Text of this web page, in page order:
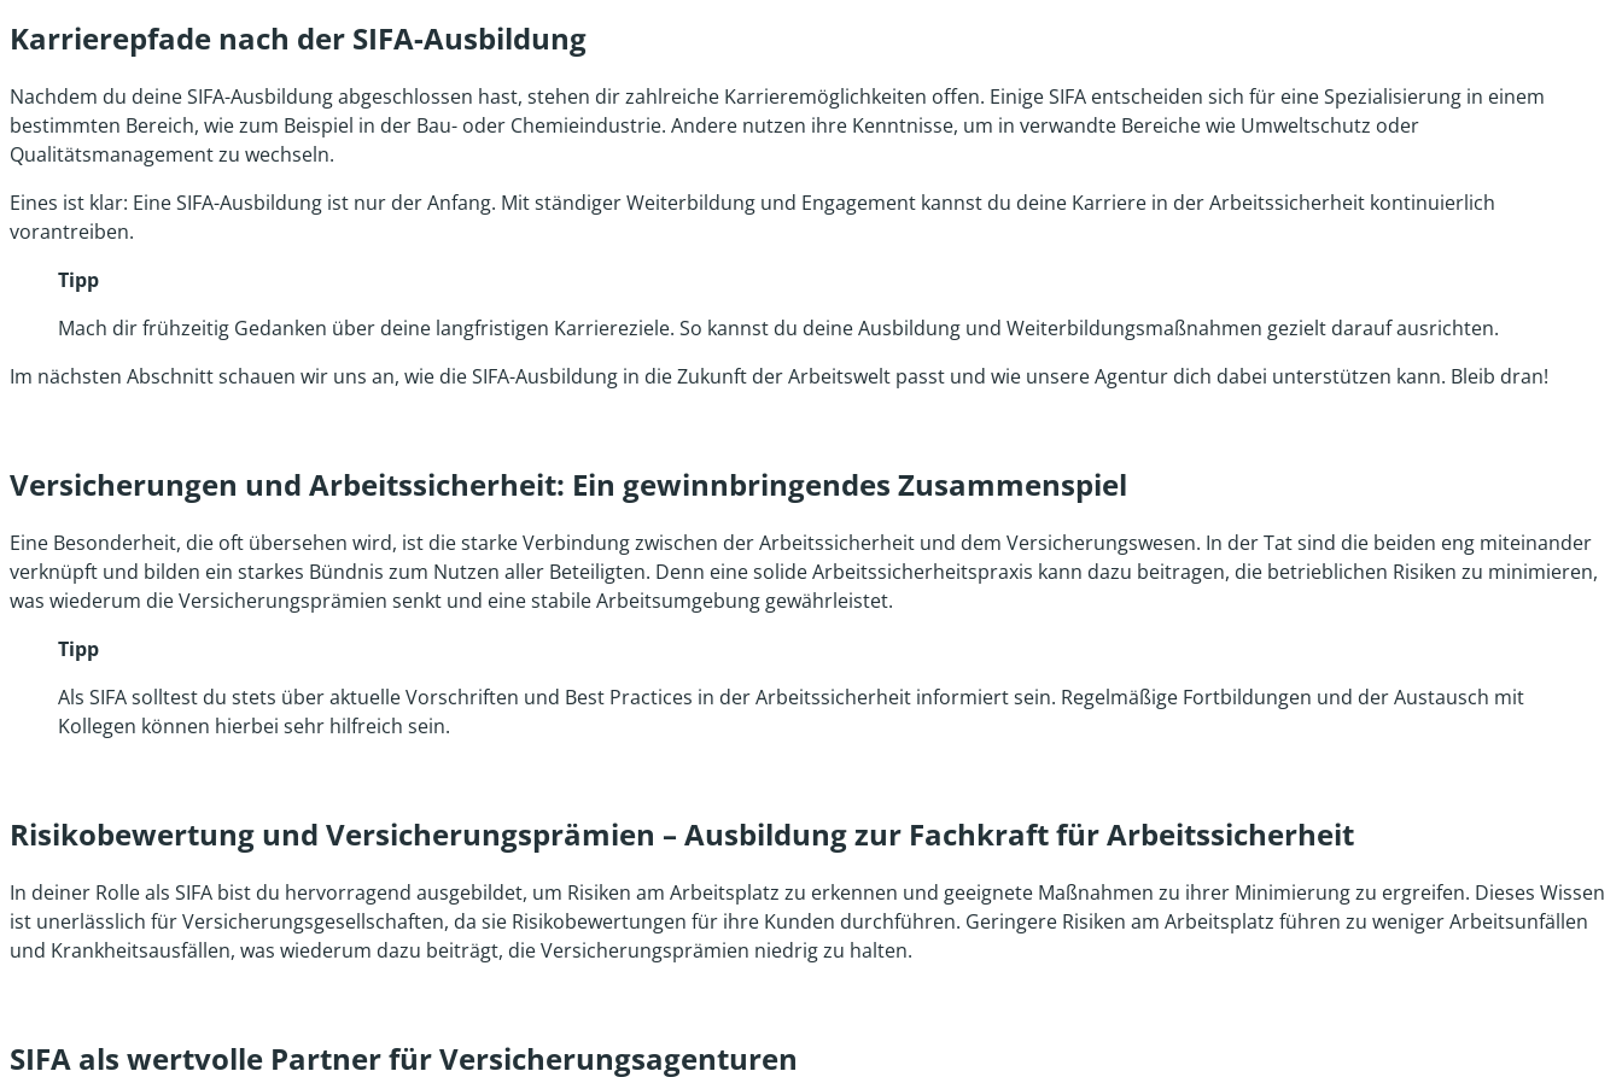
Karrierepfade nach der SIFA-Ausbildung
Nachdem du deine SIFA-Ausbildung abgeschlossen hast, stehen dir zahlreiche Karrieremöglichkeiten offen. Einige SIFA entscheiden sich für eine Spezialisierung in einem
bestimmten Bereich, wie zum Beispiel in der Bau- oder Chemieindustrie. Andere nutzen ihre Kenntnisse, um in verwandte Bereiche wie Umweltschutz oder
Qualitätsmanagement zu wechseln.
Eines ist klar: Eine SIFA-Ausbildung ist nur der Anfang. Mit ständiger Weiterbildung und Engagement kannst du deine Karriere in der Arbeitssicherheit kontinuierlich
vorantreiben.
Tipp
Mach dir frühzeitig Gedanken über deine langfristigen Karriereziele. So kannst du deine Ausbildung und Weiterbildungsmaßnahmen gezielt darauf ausrichten.
Im nächsten Abschnitt schauen wir uns an, wie die SIFA-Ausbildung in die Zukunft der Arbeitswelt passt und wie unsere Agentur dich dabei unterstützen kann. Bleib dran!
Versicherungen und Arbeitssicherheit: Ein gewinnbringendes Zusammenspiel
Eine Besonderheit, die oft übersehen wird, ist die starke Verbindung zwischen der Arbeitssicherheit und dem Versicherungswesen. In der Tat sind die beiden eng miteinander
verknüpft und bilden ein starkes Bündnis zum Nutzen aller Beteiligten. Denn eine solide Arbeitssicherheitspraxis kann dazu beitragen, die betrieblichen Risiken zu minimieren,
was wiederum die Versicherungsprämien senkt und eine stabile Arbeitsumgebung gewährleistet.
Tipp
Als SIFA solltest du stets über aktuelle Vorschriften und Best Practices in der Arbeitssicherheit informiert sein. Regelmäßige Fortbildungen und der Austausch mit
Kollegen können hierbei sehr hilfreich sein.
Risikobewertung und Versicherungsprämien – Ausbildung zur Fachkraft für Arbeitssicherheit
In deiner Rolle als SIFA bist du hervorragend ausgebildet, um Risiken am Arbeitsplatz zu erkennen und geeignete Maßnahmen zu ihrer Minimierung zu ergreifen. Dieses Wissen
ist unerlässlich für Versicherungsgesellschaften, da sie Risikobewertungen für ihre Kunden durchführen. Geringere Risiken am Arbeitsplatz führen zu weniger Arbeitsunfällen
und Krankheitsausfällen, was wiederum dazu beiträgt, die Versicherungsprämien niedrig zu halten.
SIFA als wertvolle Partner für Versicherungsagenturen